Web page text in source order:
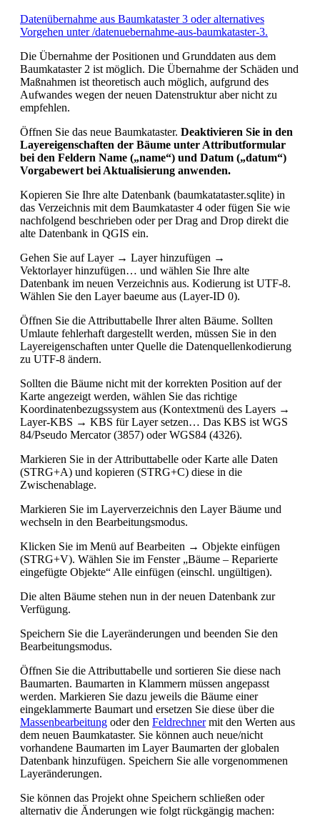
Datenübernahme aus Baumkataster 3 oder alternatives
Vorgehen unter /datenuebernahme-aus-baumkataster-3.
Die Übernahme der Positionen und Grunddaten aus dem
Baumkataster 2 ist möglich. Die Übernahme der Schäden und
Maßnahmen ist theoretisch auch möglich, aufgrund des
Aufwandes wegen der neuen Datenstruktur aber nicht zu
empfehlen.
Öffnen Sie das neue Baumkataster. Deaktivieren Sie in den
Layereigenschaften der Bäume unter Attributformular
bei den Feldern Name („name“) und Datum („datum“)
Vorgabewert bei Aktualisierung anwenden.
Kopieren Sie Ihre alte Datenbank (baumkatataster.sqlite) in
das Verzeichnis mit dem Baumkataster 4 oder fügen Sie wie
nachfolgend beschrieben oder per Drag and Drop direkt die
alte Datenbank in QGIS ein.
Gehen Sie auf Layer → Layer hinzufügen →
Vektorlayer hinzufügen… und wählen Sie Ihre alte
Datenbank im neuen Verzeichnis aus. Kodierung ist UTF-8.
Wählen Sie den Layer baeume aus (Layer-ID 0).
Öffnen Sie die Attributtabelle Ihrer alten Bäume. Sollten
Umlaute fehlerhaft dargestellt werden, müssen Sie in den
Layereigenschaften unter Quelle die Datenquellenkodierung
zu UTF-8 ändern.
Sollten die Bäume nicht mit der korrekten Position auf der
Karte angezeigt werden, wählen Sie das richtige
Koordinatenbezugssystem aus (Kontextmenü des Layers →
Layer-KBS → KBS für Layer setzen… Das KBS ist WGS
84/Pseudo Mercator (3857) oder WGS84 (4326).
Markieren Sie in der Attributtabelle oder Karte alle Daten
(STRG+A) und kopieren (STRG+C) diese in die
Zwischenablage.
Markieren Sie im Layerverzeichnis den Layer Bäume und
wechseln in den Bearbeitungsmodus.
Klicken Sie im Menü auf Bearbeiten → Objekte einfügen
(STRG+V). Wählen Sie im Fenster „Bäume – Reparierte
eingefügte Objekte“ Alle einfügen (einschl. ungültigen).
Die alten Bäume stehen nun in der neuen Datenbank zur
Verfügung.
Speichern Sie die Layeränderungen und beenden Sie den
Bearbeitungsmodus.
Öffnen Sie die Attributtabelle und sortieren Sie diese nach
Baumarten. Baumarten in Klammern müssen angepasst
werden. Markieren Sie dazu jeweils die Bäume einer
eingeklammerte Baumart und ersetzen Sie diese über die
Massenbearbeitung oder den Feldrechnermit den Werten aus
dem neuen Baumkataster. Sie können auch neue/nicht
vorhandene Baumarten im Layer Baumarten der globalen
Datenbank hinzufügen. Speichern Sie alle vorgenommenen
Layeränderungen.
Sie können das Projekt ohne Speichern schließen oder
alternativ die Änderungen wie folgt rückgängig machen: